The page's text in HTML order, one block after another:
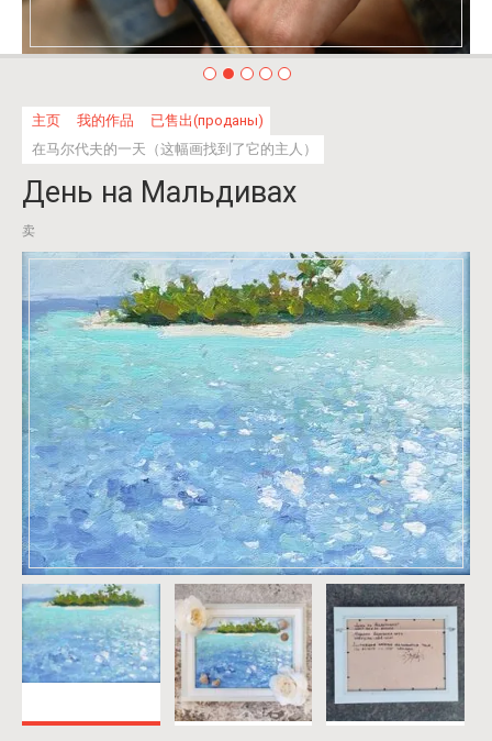
主页 我的作品
已售出(проданы)
在马尔代夫的一天（这幅画找到了它的主人）
День на Мальдивах
卖